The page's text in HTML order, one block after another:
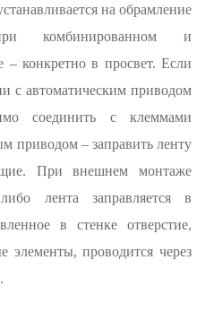
на обрамление
комбинированном и
– конкретно в просвет. Если
с автоматическим приводом
соединить с клеммами
приводом – заправить ленту
При внешнем монтаже
лента заправляется в
в стенке отверстие,
элементы, проводится через